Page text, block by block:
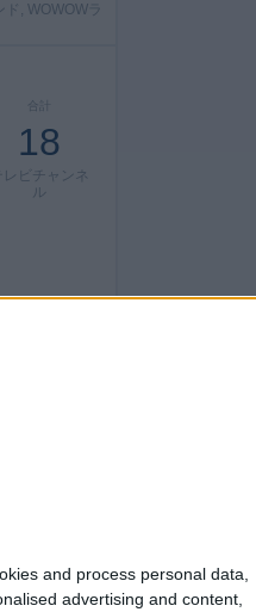
and process personal data,
advertising and content,
, WOWOWラ
合計
18
レビチャンネ
ル